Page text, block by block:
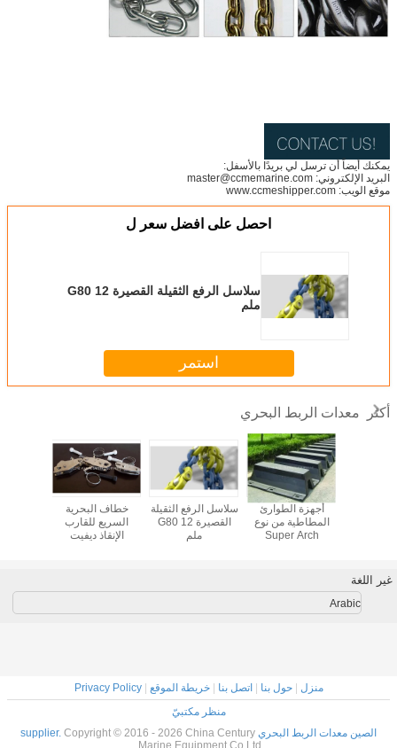
يمكنك أيضاً أن ترسل لي بريدًا بالأسفل:
البريد الإلكتروني: master@ccmemarine.com
موقع الويب: www.ccmeshipper.com
احصل على افضل سعر ل
سلاسل الرفع الثقيلة القصيرة G80 12
ملم
استمر
أكثر معدات الربط البحري
خطاف البحرية
السريع للقارب
الإنقاذ ديفيت
سلاسل الرفع الثقيلة
القصيرة G80 12
ملم
أجهزة الطوارئ
المطاطية من نوع
Super Arch
غير اللغة
Arabic
منزل |حول بنا |اتصل بنا |خريطة الموقع |
Privacy Policy
منظر مكتبيّ
الصين معدات الربط البحري supplier. Copyright © 2016 - 2026 China Century
Marine Equipment Co Ltd.